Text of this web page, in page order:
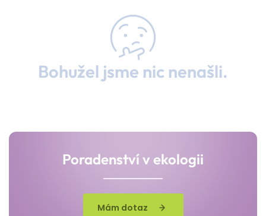
Bohužel jsme nic nenašli.
Poradenství v ekologii
Mám dotaz